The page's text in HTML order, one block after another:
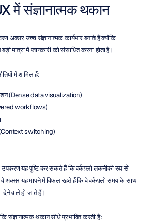
में संज्ञानात्मक थकान
अक्सर उच्च संज्ञानात्मक कार्यभार बनाते हैं क्योंकि
मात्रा में जानकारी को संसाधित करना होता है।
में शामिल हैं:
(Dense data visualization)
workflows)
(Context switching)
उपकरण यह पुष्टि कर सकते हैं कि वर्कफ़्लो तकनीकी रूप से
वे अक्सर यह मापने में विफल रहते हैं कि वे वर्कफ़्लो समय के साथ
वाले हो जाते हैं।
संज्ञानात्मक थकान सीधे प्रभावित करती है: